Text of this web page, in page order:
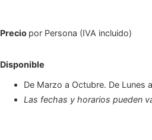
Precio por Persona (IVA incluido)
Disponible
De Marzo a Octubre. De Lunes
Las fechas y horarios pueden